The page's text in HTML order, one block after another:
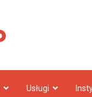
Usługi